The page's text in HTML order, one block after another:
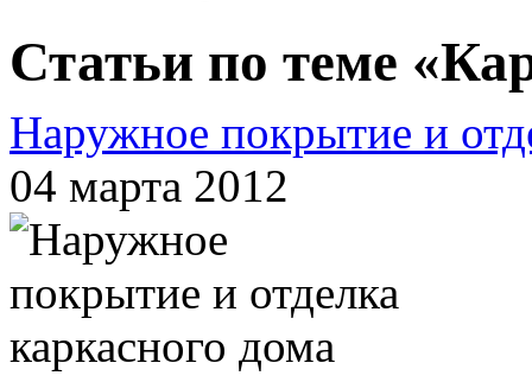
Статьи по теме
Наружное покрытие и
04 марта 2012